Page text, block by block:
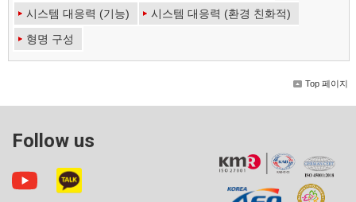
시스템 대응력 (기능)
시스템 대응력 (환경 친화적)
형명 구성
Top 페이지
Follow us